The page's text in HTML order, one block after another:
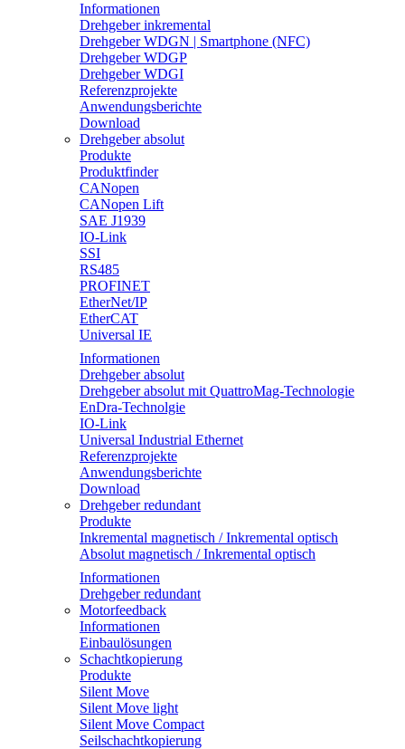
Informationen
Drehgeber inkremental
Drehgeber WDGN | Smartphone (NFC)
Drehgeber WDGP
Drehgeber WDGI
Referenzprojekte
Anwendungsberichte
Download
Drehgeber absolut
Produkte
Produktfinder
CANopen
CANopen Lift
SAE J1939
IO-Link
SSI
RS485
PROFINET
EtherNet/IP
EtherCAT
Universal IE
Informationen
Drehgeber absolut
Drehgeber absolut mit QuattroMag-Technologie
EnDra-Technolgie
IO-Link
Universal Industrial Ethernet
Referenzprojekte
Anwendungsberichte
Download
Drehgeber redundant
Produkte
Inkremental magnetisch / Inkremental optisch
Absolut magnetisch / Inkremental optisch
Informationen
Drehgeber redundant
Motorfeedback
Informationen
Einbaulösungen
Schachtkopierung
Produkte
Silent Move
Silent Move light
Silent Move Compact
Seilschachtkopierung